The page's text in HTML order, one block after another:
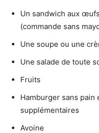
Un sandwich aux
(commande sans
Une soupe ou une
Une salade de toute
Fruits
Hamburger sans pain
supplémentaires
Avoine